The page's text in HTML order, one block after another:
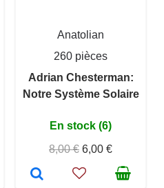
Anatolian
260 pièces
Adrian Chesterman:
Notre Système Solaire
En stock (6)
8,00 € 6,00 €